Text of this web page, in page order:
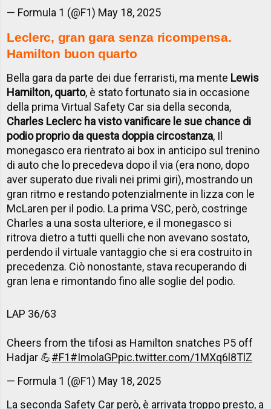
— Formula 1 (@F1) May 18, 2025
Leclerc, gran gara senza ricompensa.
Hamilton buon quarto
Bella gara da parte dei due ferraristi, ma mente Lewis
Hamilton, quarto, è stato fortunato sia in occasione
della prima Virtual Safety Car sia della seconda,
Charles Leclerc ha visto vanificare le sue chance di
podio proprio da questa doppia circostanza, Il
monegasco era rientrato ai box in anticipo sul trenino
di auto che lo precedeva dopo il via (era nono, dopo
aver superato due rivali nei primi giri), mostrando un
gran ritmo e restando potenzialmente in lizza con le
McLaren per il podio. La prima VSC, però, costringe
Charles a una sosta ulteriore, e il monegasco si
ritrova dietro a tutti quelli che non avevano sostato,
perdendo il virtuale vantaggio che si era costruito in
precedenza. Ciò nonostante, stava recuperando di
gran lena e rimontando fino alle soglie del podio.
LAP 36/63
Cheers from the tifosi as Hamilton snatches P5 off
Hadjar 💪#F1#ImolaGPpic.twitter.com/1MXq6l8TlZ
— Formula 1 (@F1) May 18, 2025
La seconda Safety Car però, è arrivata troppo presto, a